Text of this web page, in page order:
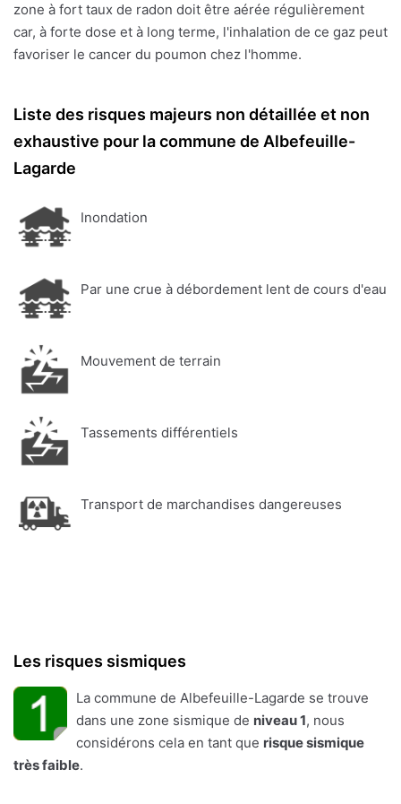
zone à fort taux de radon doit être aérée régulièrement
car, à forte dose et à long terme, l'inhalation de ce gaz peut
favoriser le cancer du poumon chez l'homme.
Liste des risques majeurs non détaillée et non
exhaustive pour la commune de Albefeuille-
Lagarde
Inondation
Par une crue à débordement lent de cours d'eau
Mouvement de terrain
Tassements différentiels
Transport de marchandises dangereuses
Les risques sismiques
La commune de Albefeuille-Lagarde se trouve
dans une zone sismique de niveau 1, nous
considérons cela en tant que risque sismique
très faible.